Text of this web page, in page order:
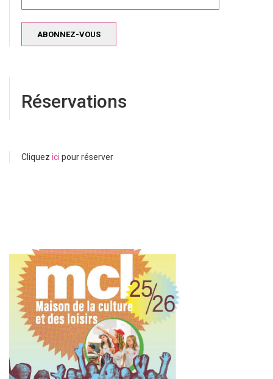
Réservations
Cliquez ici pour réserver